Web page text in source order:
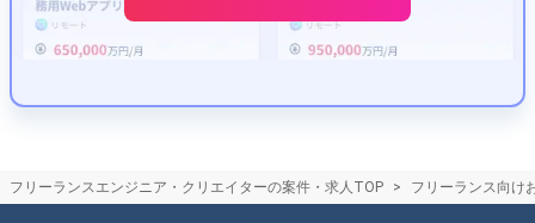
シナリオライター
コワーキングスペース
レンタルオフィス
フレームワーク
フリーランスエンジニア・クリエイターの案件・求人TOP フリーランス向け